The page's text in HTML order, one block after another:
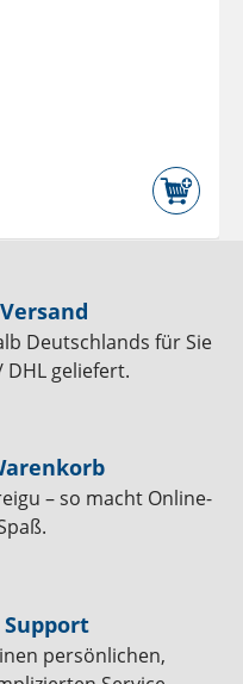
Deutschlands für Sie
geliefert.
– so macht Online-
persönlichen,